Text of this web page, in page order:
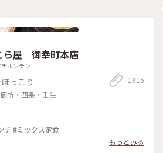
ら屋 御幸町本店
ホンテン
っこり
所・四条・壬生
1915
チ #ミックス定食
もっとみる